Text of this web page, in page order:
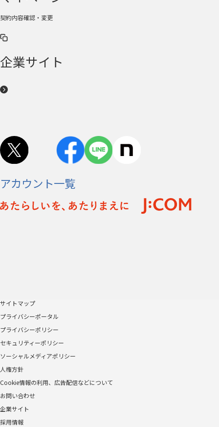
契約内容確認・変更
企業サイト
アカウント一覧
サイトマップ
プライバシーポータル
プライバシーポリシー
セキュリティーポリシー
ソーシャルメディアポリシー
人権方針
Cookie情報の利用、広告配信などについて
お問い合わせ
企業サイト
採用情報